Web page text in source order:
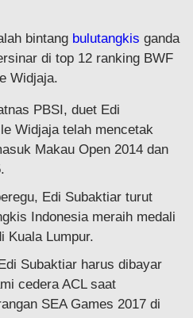
bintang bulutangkis ganda
di top 12 ranking BWF
Widjaja.
PBSI, duet Edi
Widjaja telah mencetak
Makau Open 2014 dan
Edi Subaktiar turut
Indonesia meraih medali
Kuala Lumpur.
Subaktiar harus dibayar
cedera ACL saat
SEA Games 2017 di